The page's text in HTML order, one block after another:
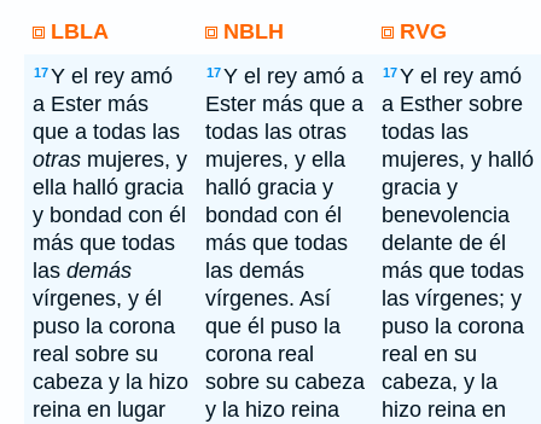
LBLA
NBLH RVG
17Y el rey amó
a Ester más
que a todas las
otras mujeres, y
ella halló gracia
y bondad con él
más que todas
las demás
vírgenes, y él
puso la corona
real sobre su
cabeza y la hizo
reina en lugar
17Y el rey amó a
Ester más que a
todas las otras
mujeres, y ella
halló gracia y
bondad con él
más que todas
las demás
vírgenes. Así
que él puso la
corona real
sobre su cabeza
y la hizo reina
17Y el rey amó
a Esther sobre
todas las
mujeres, y halló
gracia y
benevolencia
delante de él
más que todas
las vírgenes; y
puso la corona
real en su
cabeza, y la
hizo reina en